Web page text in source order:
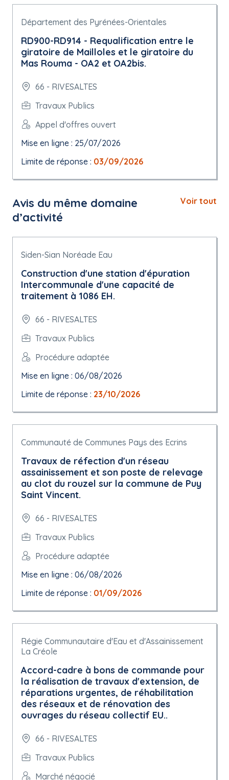
Département des Pyrénées-Orientales
RD900-RD914 - Requalification entre le
giratoire de Mailloles et le giratoire du
Mas Rouma - OA2 et OA2bis.
66 - RIVESALTES
Travaux Publics
Appel d'offres ouvert
Mise en ligne : 25/07/2026
Limite de réponse : 03/09/2026
Avis du même domaine
d’activité
Voir tout
Siden-Sian Noréade Eau
Construction d'une station d'épuration
Intercommunale d'une capacité de
traitement à 1086 EH.
66 - RIVESALTES
Travaux Publics
Procédure adaptée
Mise en ligne : 06/08/2026
Limite de réponse : 23/10/2026
Communauté de Communes Pays des Ecrins
Travaux de réfection d'un réseau
assainissement et son poste de relevage
au clot du rouzel sur la commune de Puy
Saint Vincent.
66 - RIVESALTES
Travaux Publics
Procédure adaptée
Mise en ligne : 06/08/2026
Limite de réponse : 01/09/2026
Régie Communautaire d'Eau et d'Assainissement
La Créole
Accord-cadre à bons de commande pour
la réalisation de travaux d'extension, de
réparations urgentes, de réhabilitation
des réseaux et de rénovation des
ouvrages du réseau collectif EU..
66 - RIVESALTES
Travaux Publics
Marché négocié